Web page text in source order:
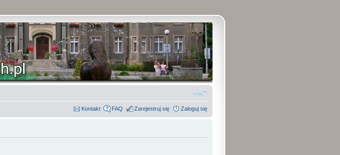
Kontakt FAQ Zarejestruj się Zaloguj się